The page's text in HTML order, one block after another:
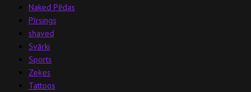
Naked Pēdas
Pīrsings
shaved
Svārki
Sports
Zeķes
Tattoos